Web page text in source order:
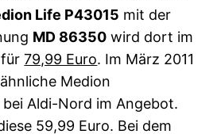
Life P43015 mit der
MD 86350 wird dort im
für79,99 Euro. Im März 2011
Medion
Aldi-Nord im Angebot.
59,99 Euro. Bei dem